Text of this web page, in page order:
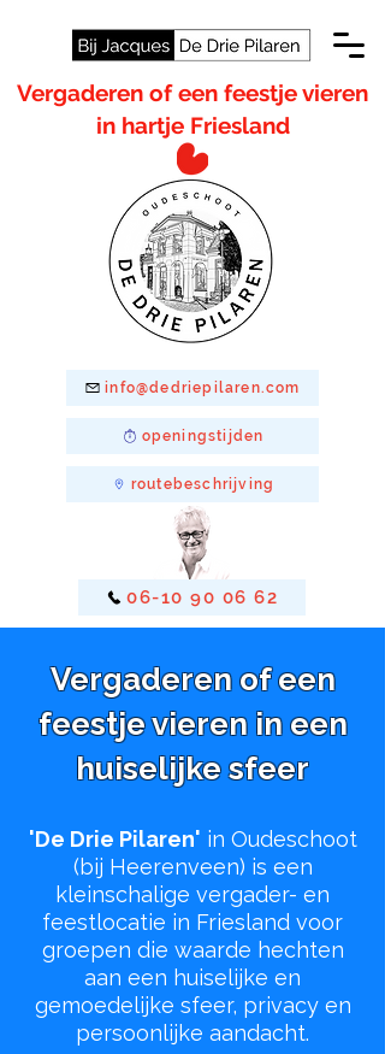
info@dedriepilaren.com
Vergaderen of een feestje vieren
in hartje Friesland
06-10 90 06 62
routebeschrijving
openingstijden
Vergaderen of een
feestje vieren in een
huiselijke sfeer
'De Drie Pilaren' in Oudeschoot
(bij Heerenveen) is een
kleinschalige vergader- en
feestlocatie in Friesland voor
groepen die waarde hechten
aan een huiselijke en
gemoedelijke sfeer, privacy en
persoonlijke aandacht.